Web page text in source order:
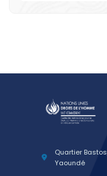
Quartier
Yaoundé